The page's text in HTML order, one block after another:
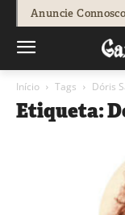
Anuncie Connosco
Início Tags Dóris
Etiqueta: